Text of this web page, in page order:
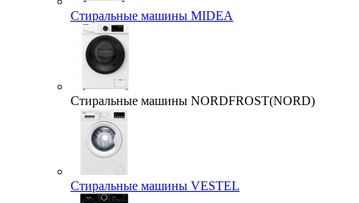
Стиральные машины MIDEA
Стиральные машины NORDFROST(NORD)
Стиральные машины VESTEL